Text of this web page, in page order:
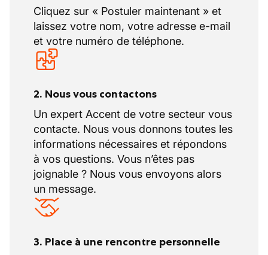
Cliquez sur « Postuler maintenant » et
laissez votre nom, votre adresse e-mail
et votre numéro de téléphone.
2. Nous vous contactons
Un expert Accent de votre secteur vous
contacte. Nous vous donnons toutes les
informations nécessaires et répondons
à vos questions. Vous n’êtes pas
joignable ? Nous vous envoyons alors
un message.
3. Place à une rencontre personnelle